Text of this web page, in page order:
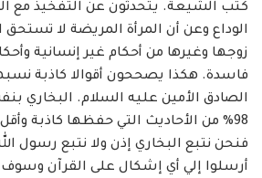
كتب الشيعة. يتحدثون عن التفخيذ مع
الوداع وعن أن المرأة المريضة ‏لا
زوجها وغيرها من أحكام غير إنسانية
‏فاسدة. هكذا يصححون أقوالا كاذبة
الصادق الأمين عليه السلام. ‏البخاري
فنحن نتبع البخاري إذن ولا نتبع رسول
أرسلوا إلي أي إشكال على القرآن وسوف